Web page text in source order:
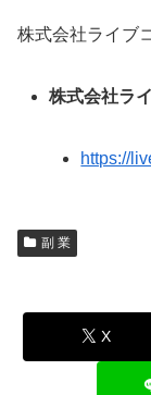
株式会社ライブ
株式会社ラ
https://
副 業
X